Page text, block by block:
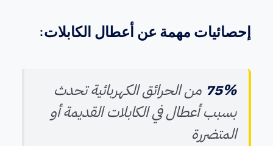
إحصائيات مهمة عن أعطال الكابلات:
75% من الحرائق الكهربائية تحدث
بسبب أعطال في الكابلات القديمة أو
المتضررة